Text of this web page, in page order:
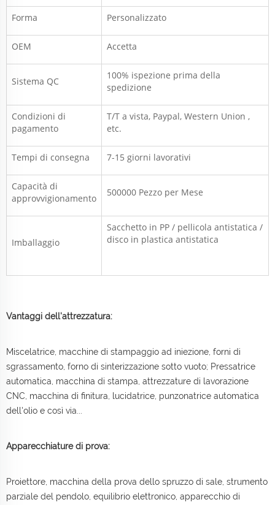
Forma Personalizzato
OEM Accetta
Sistema QC
100% ispezione prima della
spedizione
Condizioni di
pagamento
T/T a vista, Paypal, Western Union ,
etc.
Tempi di consegna 7-15 giorni lavorativi
Capacità di
approvvigionamento
500000 Pezzo per Mese
Imballaggio
Sacchetto in PP / pellicola antistatica /
disco in plastica antistatica
Vantaggi dell'attrezzatura:
Miscelatrice, macchine di stampaggio ad iniezione, forni di
sgrassamento, forno di sinterizzazione sotto vuoto; Pressatrice
automatica, macchina di stampa, attrezzature di lavorazione
CNC, macchina di finitura, lucidatrice, punzonatrice automatica
dell'olio e così via...
Apparecchiature di prova:
Proiettore, macchina della prova dello spruzzo di sale, strumento
parziale del pendolo, equilibrio elettronico, apparecchio di